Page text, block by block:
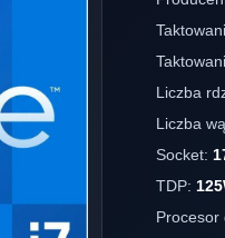
Liczba
Liczba
Socket:
TDP:
Procesor